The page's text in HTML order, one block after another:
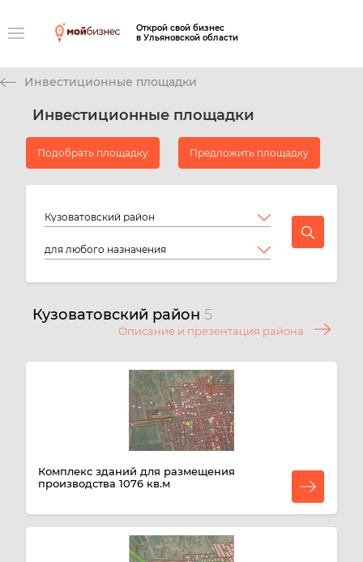
Открой свой бизнес
в Ульяновской области
Инвестиционные площадки
Инвестиционные площадки
Подобрать площадку Предложить площадку
Кузоватовский район 5
Описание и презентация района
Комплекс зданий для размещения
производства 1076 кв.м